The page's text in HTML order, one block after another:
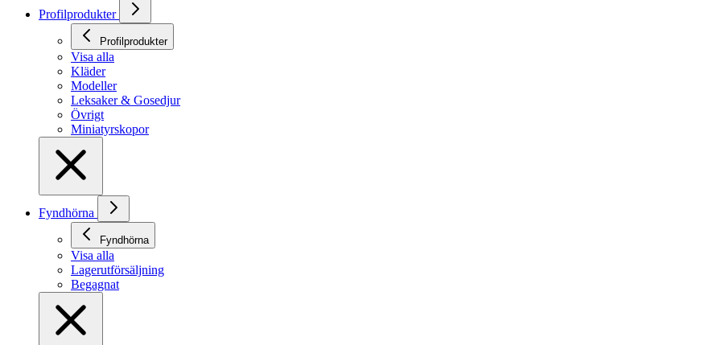
Profilprodukter
Profilprodukter
Visa alla
Kläder
Modeller
Leksaker & Gosedjur
Övrigt
Miniatyrskopor
Fyndhörna
Fyndhörna
Visa alla
Lagerutförsäljning
Begagnat